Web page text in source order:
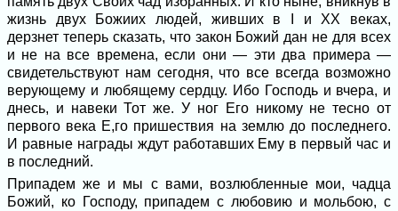
жизнь двух Божиих людей, живших в I и XX веках,
дерзнет теперь сказать, что закон Божий дан не для всех
и не на все времена, если они — эти два примера —
свидетельствуют нам сегодня, что все всегда возможно
верующему и любящему сердцу. Ибо Господь и вчера, и
днесь, и навеки Тот же. У ног Его ни­кому не тесно от
первого века Е,го прише­ствия на землю до последнего.
И равные награды ждут работавших Ему в первый час и
в последний.
Припадем же и мы с вами, возлюблен­ные мои, чадца
Божий, ко Господу, при­падем с любовию и мольбою, с